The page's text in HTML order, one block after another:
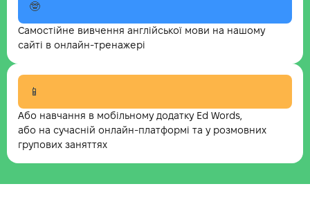
🤓
Самостійне вивчення англійської мови на нашому
сайті в онлайн-тренажері
📱
Або навчання в мобільному додатку Ed Words,
або на сучасній онлайн-платформі та у розмовних
групових заняттях